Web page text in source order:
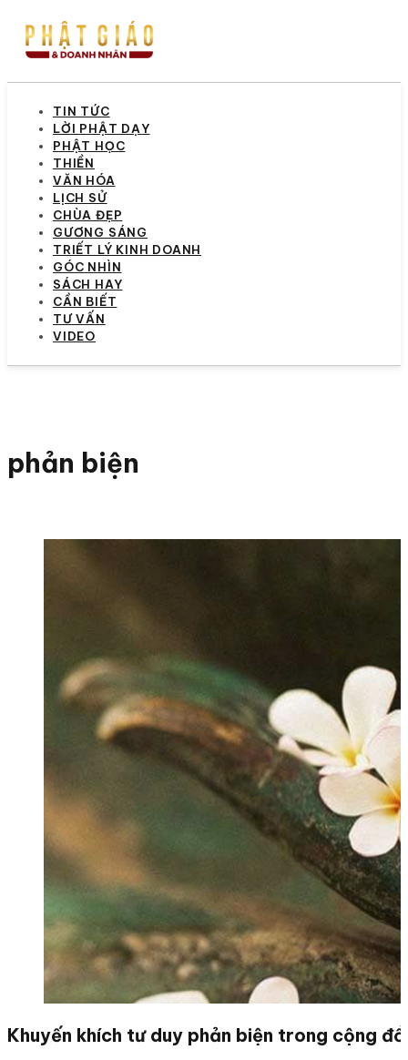
TIN TỨC
LỜI PHẬT DẠY
PHẬT HỌC
THIỀN
VĂN HÓA
LỊCH SỬ
CHÙA ĐẸP
GƯƠNG SÁNG
TRIẾT LÝ KINH DOANH
GÓC NHÌN
SÁCH HAY
CẦN BIẾT
TƯ VẤN
VIDEO
phản biện
Khuyến khích tư duy phản biện trong cộng